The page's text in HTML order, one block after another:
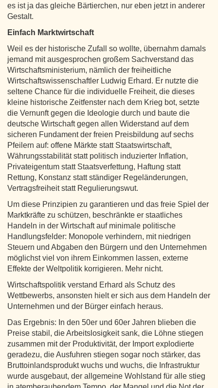
es ist ja das gleiche Bärtierchen, nur eben jetzt in anderer
Gestalt.
Einfach Marktwirtschaft
Weil es der historische Zufall so wollte, übernahm damals
jemand mit ausgesprochen großem Sachverstand das
Wirtschaftsministerium, nämlich der freiheitliche
Wirtschaftswissenschaftler Ludwig Erhard. Er nutzte die
seltene Chance für die individuelle Freiheit, die dieses
kleine historische Zeitfenster nach dem Krieg bot, setzte
die Vernunft gegen die Ideologie durch und baute die
deutsche Wirtschaft gegen allen Widerstand auf dem
sicheren Fundament der freien Preisbildung auf sechs
Pfeilern auf: offene Märkte statt Staatswirtschaft,
Währungsstabilität statt politisch induzierter Inflation,
Privateigentum statt Staatsverfettung, Haftung statt
Rettung, Konstanz statt ständiger Regeländerungen,
Vertragsfreiheit statt Regulierungswut.
Um diese Prinzipien zu garantieren und das freie Spiel der
Marktkräfte zu schützen, beschränkte er staatliches
Handeln in der Wirtschaft auf minimale politische
Handlungsfelder: Monopole verhindern, mit niedrigen
Steuern und Abgaben den Bürgern und den Unternehmen
möglichst viel von ihrem Einkommen lassen, externe
Effekte der Weltpolitik korrigieren. Mehr nicht.
Wirtschaftspolitik verstand Erhard als Schutz des
Wettbewerbs, ansonsten hielt er sich aus dem Handeln der
Unternehmen und der Bürger einfach heraus.
Das Ergebnis: In den 50er und 60er Jahren blieben die
Preise stabil, die Arbeitslosigkeit sank, die Löhne stiegen
zusammen mit der Produktivität, der Import explodierte
geradezu, die Ausfuhren stiegen sogar noch stärker, das
Bruttoinlandsprodukt wuchs und wuchs, die Infrastruktur
wurde ausgebaut, der allgemeine Wohlstand für alle stieg